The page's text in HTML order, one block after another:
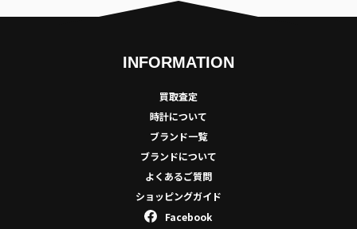
INFORMATION
買取査定
時計について
ブランド一覧
ブランドについて
よくあるご質問
ショッピングガイド
Facebook